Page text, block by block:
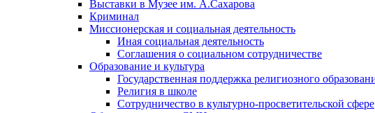
Выставки в Музее им. А.Сахарова
Криминал
Миссионерская и социальная деятельность
Иная социальная деятельность
Соглашения о социальном сотрудничестве
Образование и культура
Государственная поддержка религиозного
Религия в школе
Сотрудничество в культурно-просветительской сфере